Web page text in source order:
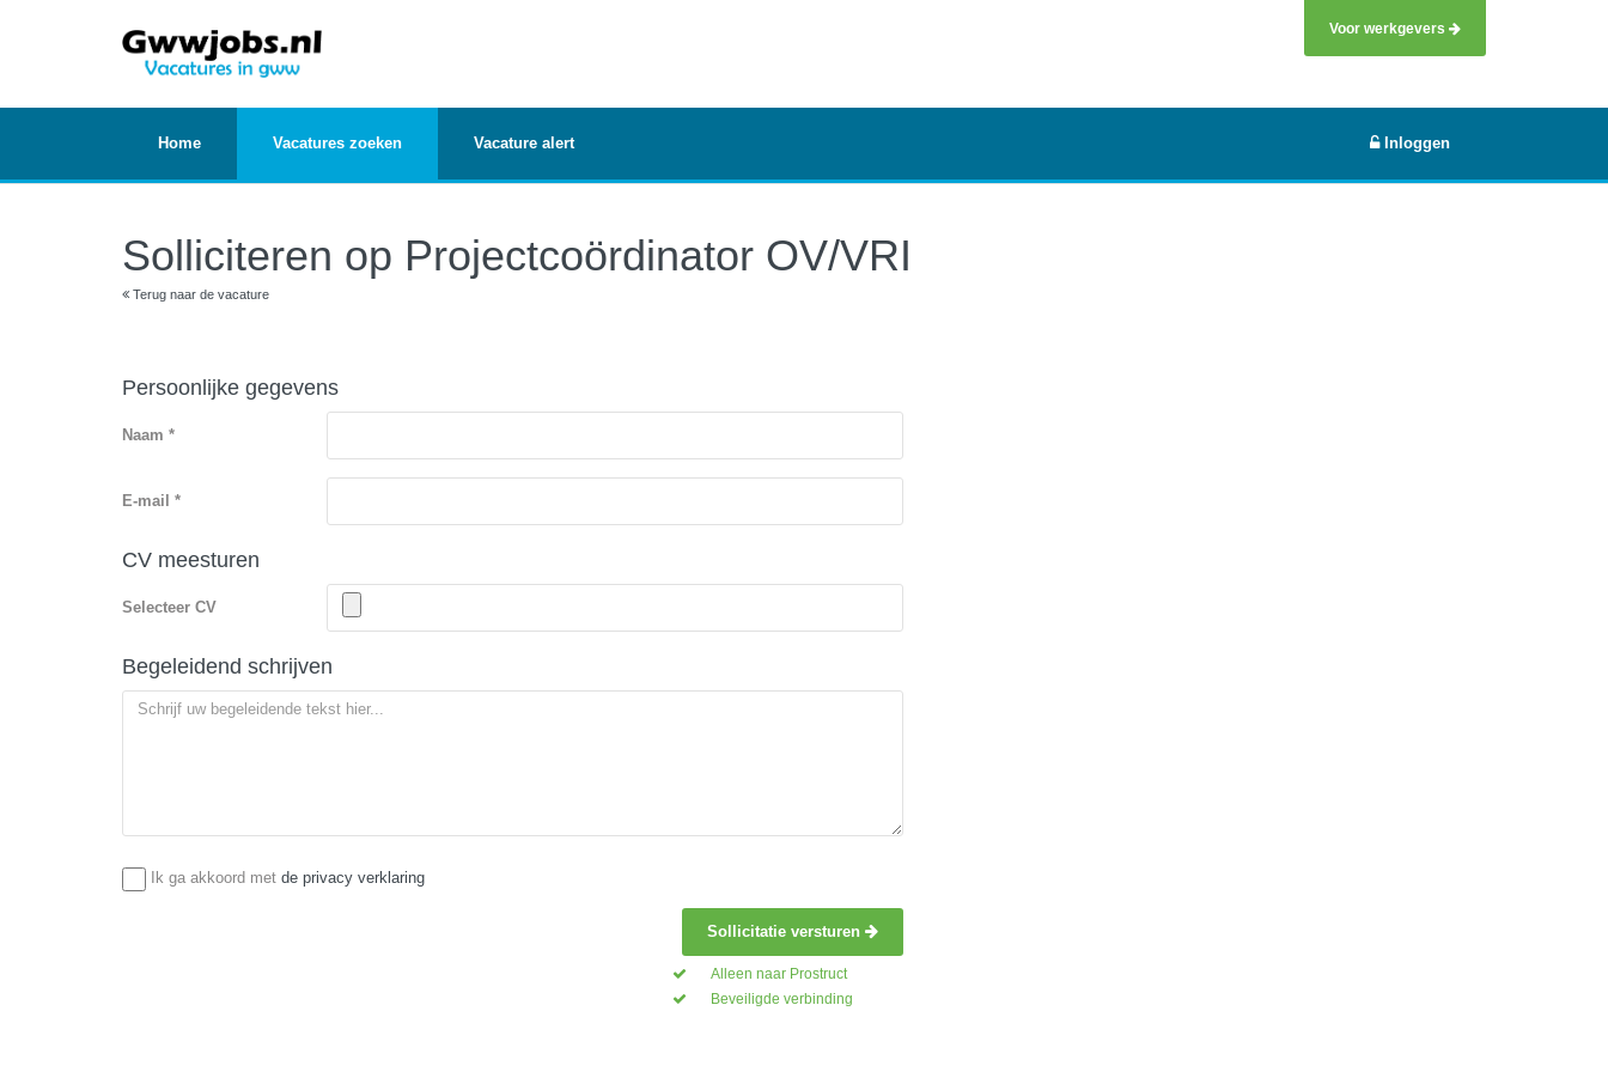
Voor werkgevers
Home Vacatures zoeken Vacature alert Inloggen
Solliciteren op Projectcoördinator OV/VRI
Terug naar de vacature
Persoonlijke gegevens
Naam *
E-mail *
CV meesturen
Selecteer CV
Begeleidend schrijven
Ik ga akkoord met de privacy verklaring
Sollicitatie versturen
Alleen naar Prostruct
Beveiligde verbinding